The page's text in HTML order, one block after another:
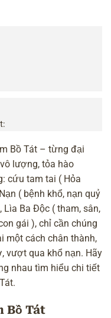
Bồ Tát – từng đại
lượng, tỏa hào
cứu tam tai ( Hỏa
( bệnh khổ, nạn quỷ
Ba Độc ( tham, sân,
gái ), chỉ cần chúng
một cách chân thành,
vượt qua khổ nạn. Hãy
nhau tìm hiểu chi tiết
Bồ Tát